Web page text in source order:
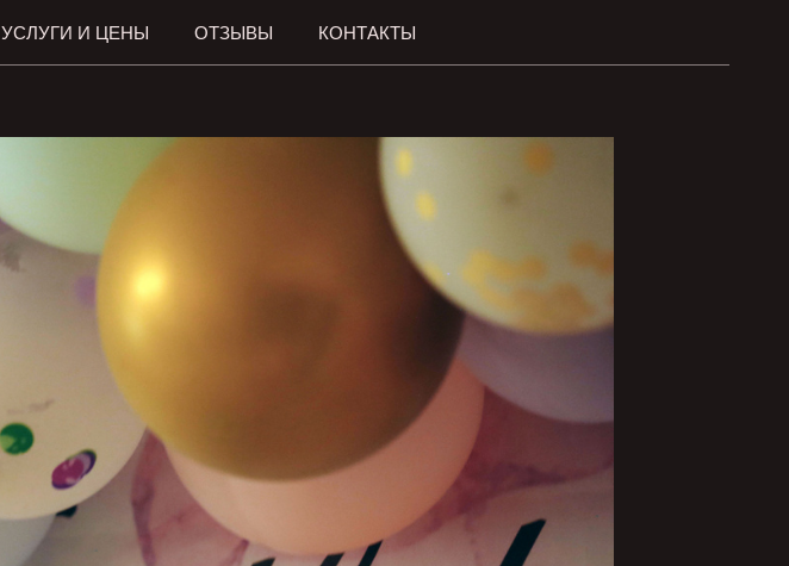
УСЛУГИ И ЦЕНЫ ОТЗЫВЫ КОНТАКТЫ